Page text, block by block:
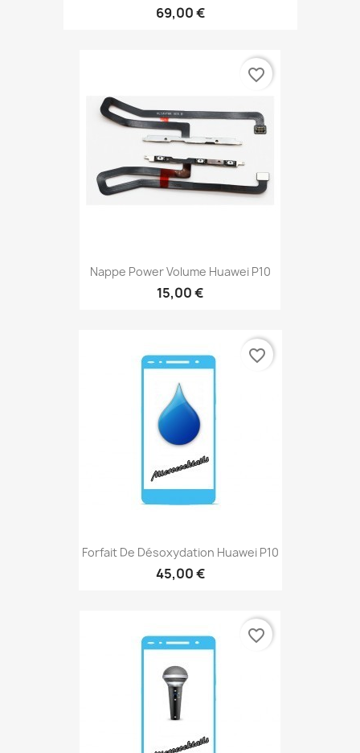
69,00 €
Nappe Power Volume Huawei P10
15,00 €
favorite_border
Forfait De Désoxydation Huawei P10
45,00 €
favorite_border
favorite_border